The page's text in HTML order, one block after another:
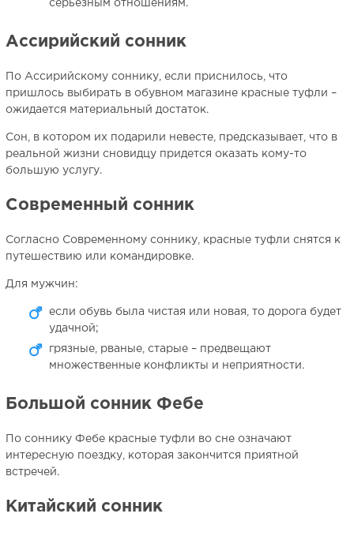
серьезным отношениям.
Ассирийский сонник
По Ассирийскому соннику, если приснилось, что
пришлось выбирать в обувном магазине красные туфли –
ожидается материальный достаток.
Сон, в котором их подарили невесте, предсказывает, что в
реальной жизни сновидцу придется оказать кому-то
большую услугу.
Современный сонник
Согласно Современному соннику, красные туфли снятся к
путешествию или командировке.
Для мужчин:
если обувь была чистая или новая, то дорога будет
удачной;
грязные, рваные, старые – предвещают
множественные конфликты и неприятности.
Большой сонник Фебе
По соннику Фебе красные туфли во сне означают
интересную поездку, которая закончится приятной
встречей.
Китайский сонник